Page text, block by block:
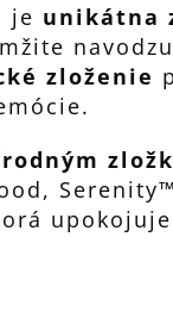
je unikátna
zloženie